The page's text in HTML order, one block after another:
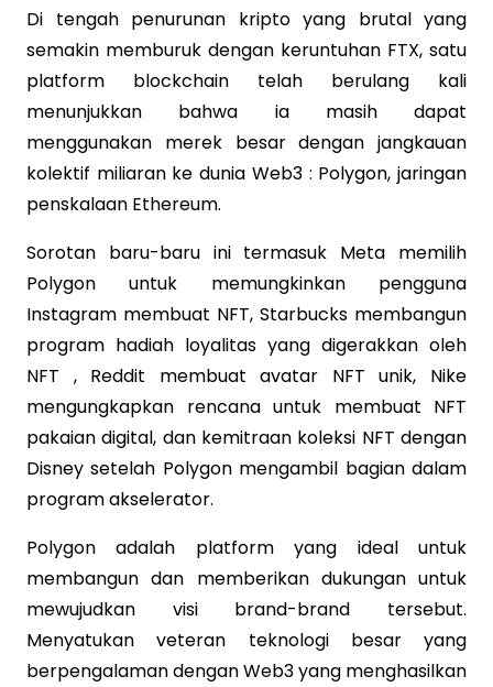
Di tengah penurunan kripto yang brutal yang
semakin memburuk dengan keruntuhan FTX, satu
platform blockchain telah berulang kali
menunjukkan bahwa ia masih dapat
menggunakan merek besar dengan jangkauan
kolektif miliaran ke dunia Web3 : Polygon, jaringan
penskalaan Ethereum.
Sorotan baru-baru ini termasuk Meta memilih
Polygon untuk memungkinkan pengguna
Instagram membuat NFT, Starbucks membangun
program hadiah loyalitas yang digerakkan oleh
NFT , Reddit membuat avatar NFT unik, Nike
mengungkapkan rencana untuk membuat NFT
pakaian digital, dan kemitraan koleksi NFT dengan
Disney setelah Polygon mengambil bagian dalam
program akselerator.
Polygon adalah platform yang ideal untuk
membangun dan memberikan dukungan untuk
mewujudkan visi brand-brand tersebut.
Menyatukan veteran teknologi besar yang
berpengalaman dengan Web3 yang menghasilkan